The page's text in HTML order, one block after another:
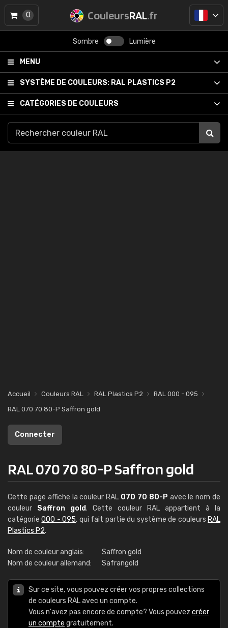
CouleursRAL.fr
Sombre Lumière
MENU
SYSTÈME DE COULEURS: RAL PLASTICS P2
CATÉGORIES DE COULEURS
0
Accueil Couleurs RAL RAL Plastics P2
RAL 000 - 095
RAL 070 70 80-P Saffron gold
Connecter
RAL 070 70 80-P Saffron gold
Cette page affiche la couleur RAL 070 70 80-P avec le nom de
couleur Saffron gold. Cette couleur RAL appartient à la
catégorie000 - 095, qui fait partie du système de couleurs RAL
Plastics P2.
Nom de couleur anglais:
Saffron gold
Nom de couleur allemand:
Safrangold
Sur ce site, vous pouvez créer vos propres collections
de couleurs RAL avec un compte.
Vous n'avez pas encore de compte? Vous pouvez créer
un compte gratuitement.